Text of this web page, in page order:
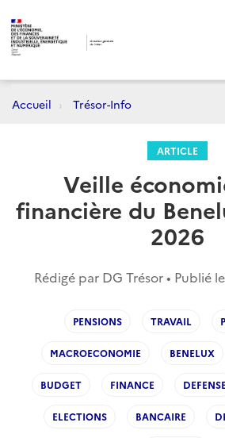
Accueil Trésor-Info
ARTICLE
Veille
financière du
2026
Rédigé par DG Trésor • Publié le
PENSIONS TRAVAIL
MACROECONOMIE BENELUX
BUDGET FINANCE
ELECTIONS BANCAIRE